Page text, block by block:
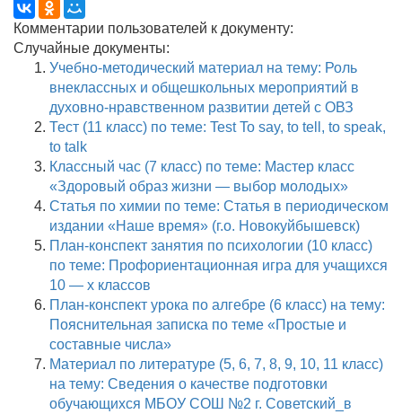
Комментарии пользователей к документу:
Случайные документы:
Учебно-методический материал на тему: Роль
внеклассных и общешкольных мероприятий в
духовно-нравственном развитии детей с ОВЗ
Тест (11 класс) по теме: Test To say, to tell, to speak,
to talk
Классный час (7 класс) по теме: Мастер класс
«Здоровый образ жизни — выбор молодых»
Статья по химии по теме: Статья в периодическом
издании «Наше время» (г.о. Новокуйбышевск)
План-конспект занятия по психологии (10 класс)
по теме: Профориентационная игра для учащихся
10 — х классов
План-конспект урока по алгебре (6 класс) на тему:
Пояснительная записка по теме «Простые и
составные числа»
Материал по литературе (5, 6, 7, 8, 9, 10, 11 класс)
на тему: Сведения о качестве подготовки
обучающихся МБОУ СОШ №2 г. Советский_в